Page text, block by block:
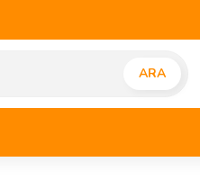
ARA